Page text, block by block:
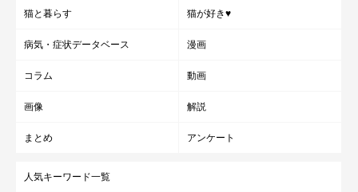
獣医師、博士（獣医学）
猫と暮らす 猫が好き♥
病気・症状データベース 漫画
コラム 動画
画像 解説
まとめ アンケート
人気キーワード一覧